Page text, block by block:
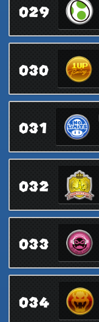
029
030
031
032
033
034